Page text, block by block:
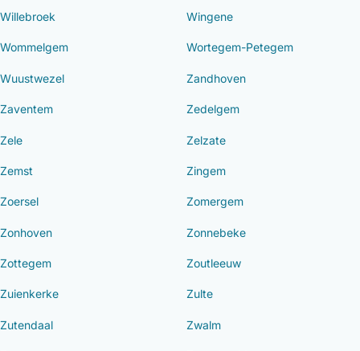
Willebroek Wingene
Wommelgem Wortegem-Petegem
Wuustwezel Zandhoven
Zaventem Zedelgem
Zele Zelzate
Zemst Zingem
Zoersel Zomergem
Zonhoven Zonnebeke
Zottegem Zoutleeuw
Zuienkerke Zulte
Zutendaal Zwalm